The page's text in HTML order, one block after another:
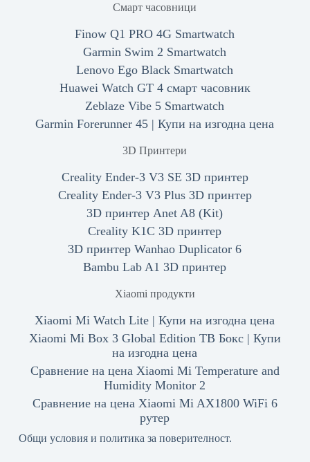
Смарт часовници
Finow Q1 PRO 4G Smartwatch
Garmin Swim 2 Smartwatch
Lenovo Ego Black Smartwatch
Huawei Watch GT 4 смарт часовник
Zeblaze Vibe 5 Smartwatch
Garmin Forerunner 45 | Купи на изгодна цена
3D Принтери
Creality Ender-3 V3 SE 3D принтер
Creality Ender-3 V3 Plus 3D принтер
3D принтер Anet A8 (Kit)
Creality K1C 3D принтер
3D принтер Wanhao Duplicator 6
Bambu Lab A1 3D принтер
Xiaomi продукти
Xiaomi Mi Watch Lite | Купи на изгодна цена
Xiaomi Mi Box 3 Global Edition ТВ Бокс | Купи
на изгодна цена
Сравнение на цена Xiaomi Mi Temperature and
Humidity Monitor 2
Сравнение на цена Xiaomi Mi AX1800 WiFi 6
рутер
Общи условия и политика за поверителност.